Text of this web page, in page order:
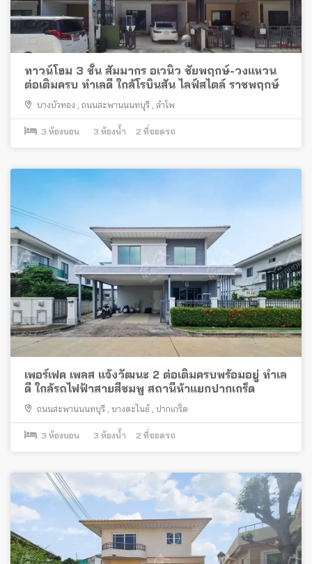
ทาวน์โฮม 3 ชั้น สัมมากร อเวนิว ชัยพฤกษ์-วงแหวน
ต่อเติมครบ ทำเลดี ใกล้โรบินสัน ไลฟ์สไตล์ ราชพฤกษ์
บางบัวทอง ถนนสะพานนนทบุรี ลำโพ
3 ห้องนอน 3 ห้องน้ำ 2 ที่จอดรถ
เพอร์เฟค เพลส แจ้งวัฒนะ 2 ต่อเติมครบพร้อมอยู่ ทำเล
ดี ใกล้รถไฟฟ้าสายสีชมพู สถานีห้าแยกปากเกร็ด
ถนนสะพานนนทบุรี บางตะไนย์ ปากเกร็ด
3 ห้องนอน 3 ห้องน้ำ 2 ที่จอดรถ